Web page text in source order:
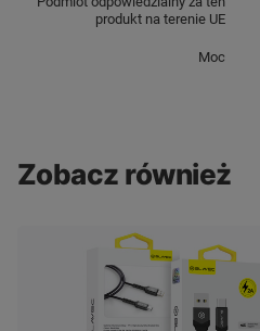
produkt na terenie UE
Moc
Zobacz również